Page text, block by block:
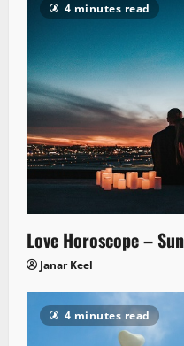
4 minutes read
Love Horoscope –
Janar Keel
4 minutes read